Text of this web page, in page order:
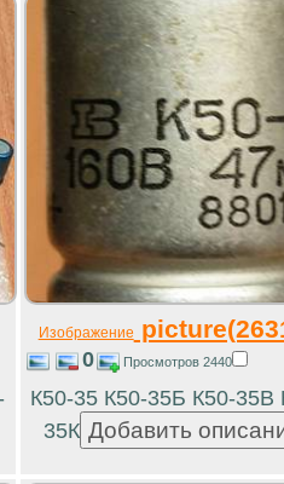
Изображение
0 Просмотров 2440
К50-35 К50-35Б К50-35В
35К